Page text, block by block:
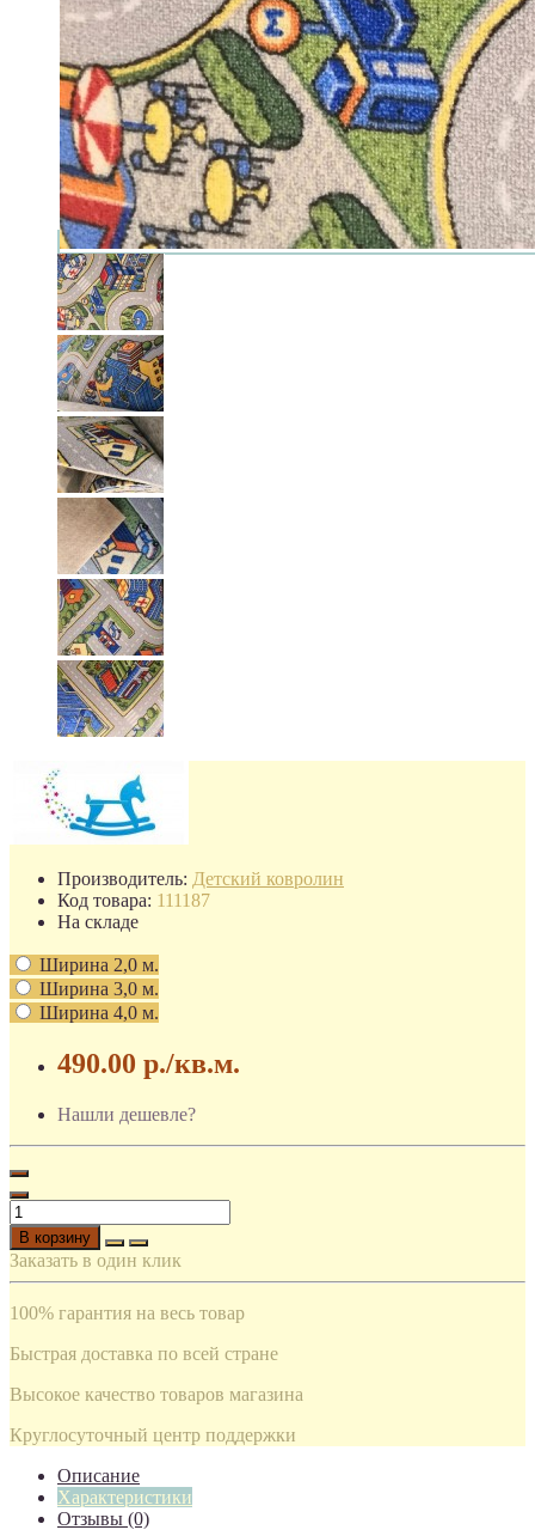
Производитель: Детский ковролин
Код товара: 111187
На складе
Ширина 2,0 м.
Ширина 3,0 м.
Ширина 4,0 м.
490.00 р./кв.м.
Нашли дешевле?
В корзину
Заказать в один клик
100% гарантия на весь товар
Быстрая доставка по всей стране
Высокое качество товаров магазина
Круглосуточный центр поддержки
Описание
Характеристики
Отзывы (0)